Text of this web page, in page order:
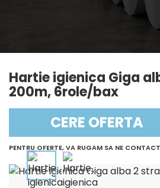
Hartie igienica Giga
200m, 6role/bax
CERE OFERTA
PENTRU OFERTE, VA RUGAM SA NE